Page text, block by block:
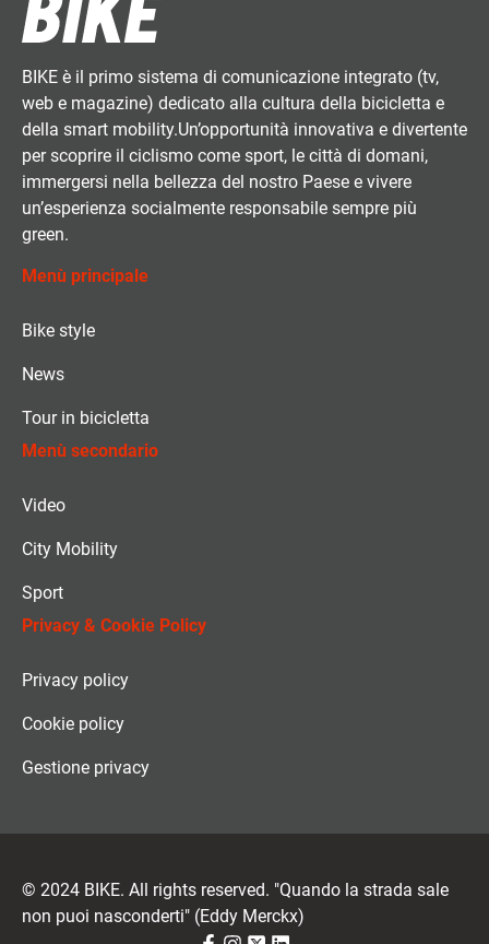
BIKE è il primo sistema di comunicazione integrato (tv,
web e magazine) dedicato alla cultura della bicicletta e
della smart mobility.Un’opportunità innovativa e divertente
per scoprire il ciclismo come sport, le città di domani,
immergersi nella bellezza del nostro Paese e vivere
un’esperienza socialmente responsabile sempre più
green.
Menù principale
Bike style
News
Tour in bicicletta
Menù secondario
Video
City Mobility
Sport
Privacy & Cookie Policy
Privacy policy
Cookie policy
Gestione privacy
© 2024 BIKE. All rights reserved. "Quando la strada sale
non puoi nasconderti" (Eddy Merckx)